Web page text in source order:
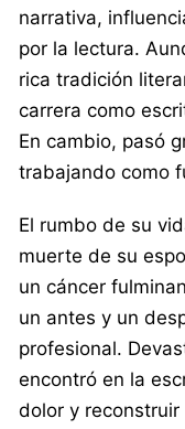
narrativa,
por la lectura.
rica tradición
carrera como
En cambio, pasó
trabajando como
El rumbo de su
muerte de su
un cáncer
un antes y un
profesional.
encontró en la
dolor y